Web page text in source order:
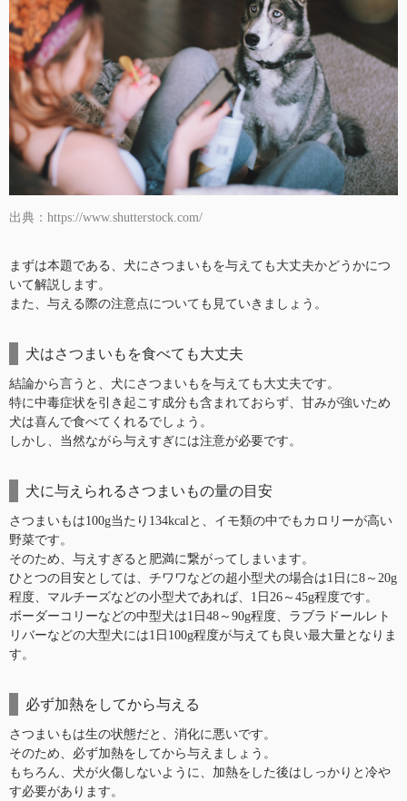
出典：https://www.shutterstock.com/
まずは本題である、犬にさつまいもを与えても大丈夫かどうかにつ
いて解説します。
また、与える際の注意点についても見ていきましょう。
犬はさつまいもを食べても大丈夫
結論から言うと、犬にさつまいもを与えても大丈夫です。
特に中毒症状を引き起こす成分も含まれておらず、甘みが強いため
犬は喜んで食べてくれるでしょう。
しかし、当然ながら与えすぎには注意が必要です。
犬に与えられるさつまいもの量の目安
さつまいもは100g当たり134kcalと、イモ類の中でもカロリーが高い
野菜です。
そのため、与えすぎると肥満に繋がってしまいます。
ひとつの目安としては、チワワなどの超小型犬の場合は1日に8～20g
程度、マルチーズなどの小型犬であれば、1日26～45g程度です。
ボーダーコリーなどの中型犬は1日48～90g程度、ラブラドールレト
リバーなどの大型犬には1日100g程度が与えても良い最大量となりま
す。
必ず加熱をしてから与える
さつまいもは生の状態だと、消化に悪いです。
そのため、必ず加熱をしてから与えましょう。
もちろん、犬が火傷しないように、加熱をした後はしっかりと冷や
す必要があります。